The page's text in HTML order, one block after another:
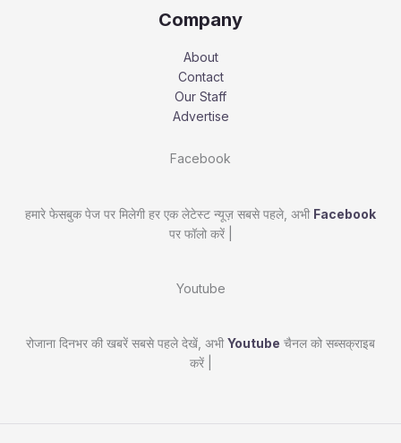
Company
About
Contact
Our Staff
Advertise
Facebook
हमारे फेसबुक पेज पर मिलेगी हर एक लेटेस्ट न्यूज़ सबसे पहले, अभी Facebook
पर फॉलो करें |
Youtube
रोजाना दिनभर की खबरें सबसे पहले देखें, अभी Youtube चैनल को सब्सक्राइब
करें |